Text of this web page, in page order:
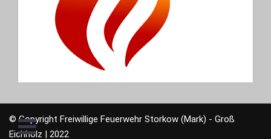
© Copyright Freiwillige Feuerwehr Storkow (Mark) - Groß
Eichholz | 2022